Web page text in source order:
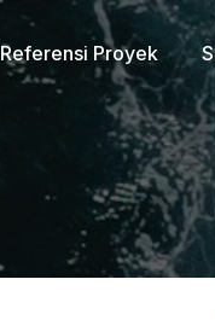
Referensi Proyek